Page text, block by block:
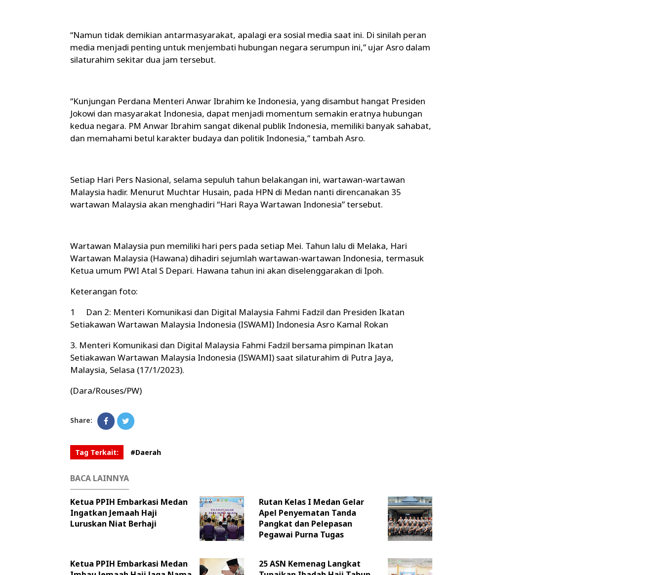
“Namun tidak demikian antarmasyarakat, apalagi era sosial media saat ini. Di sinilah peran
media menjadi penting untuk menjembati hubungan negara serumpun ini,” ujar Asro dalam
silaturahim sekitar dua jam tersebut.
“Kunjungan Perdana Menteri Anwar Ibrahim ke Indonesia, yang disambut hangat Presiden
Jokowi dan masyarakat Indonesia, dapat menjadi momentum semakin eratnya hubungan
kedua negara. PM Anwar Ibrahim sangat dikenal publik Indonesia, memiliki banyak sahabat,
dan memahami betul karakter budaya dan politik Indonesia,” tambah Asro.
Setiap Hari Pers Nasional, selama sepuluh tahun belakangan ini, wartawan-wartawan
Malaysia hadir. Menurut Muchtar Husain, pada HPN di Medan nanti direncanakan 35
wartawan Malaysia akan menghadiri “Hari Raya Wartawan Indonesia” tersebut.
Wartawan Malaysia pun memiliki hari pers pada setiap Mei. Tahun lalu di Melaka, Hari
Wartawan Malaysia (Hawana) dihadiri sejumlah wartawan-wartawan Indonesia, termasuk
Ketua umum PWI Atal S Depari. Hawana tahun ini akan diselenggarakan di Ipoh.
Keterangan foto:
1
Dan 2: Menteri Komunikasi dan Digital Malaysia Fahmi Fadzil dan Presiden Ikatan
Setiakawan Wartawan Malaysia Indonesia (ISWAMI) Indonesia Asro Kamal Rokan
3. Menteri Komunikasi dan Digital Malaysia Fahmi Fadzil bersama pimpinan Ikatan
Setiakawan Wartawan Malaysia Indonesia (ISWAMI) saat silaturahim di Putra Jaya,
Malaysia, Selasa (17/1/2023).
(Dara/Rouses/PW)
Share:
Tag Terkait: #Daerah
BACA LAINNYA
Ketua PPIH Embarkasi Medan
Ingatkan Jemaah Haji
Luruskan Niat Berhaji
Rutan Kelas I Medan Gelar
Apel Penyematan Tanda
Pangkat dan Pelepasan
Pegawai Purna Tugas
Ketua PPIH Embarkasi Medan
25 ASN Kemenag Langkat